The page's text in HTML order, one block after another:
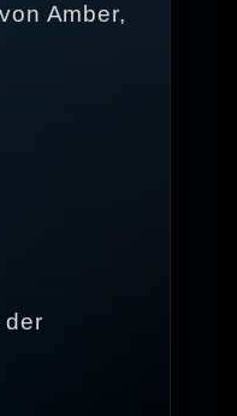
Amber,
der